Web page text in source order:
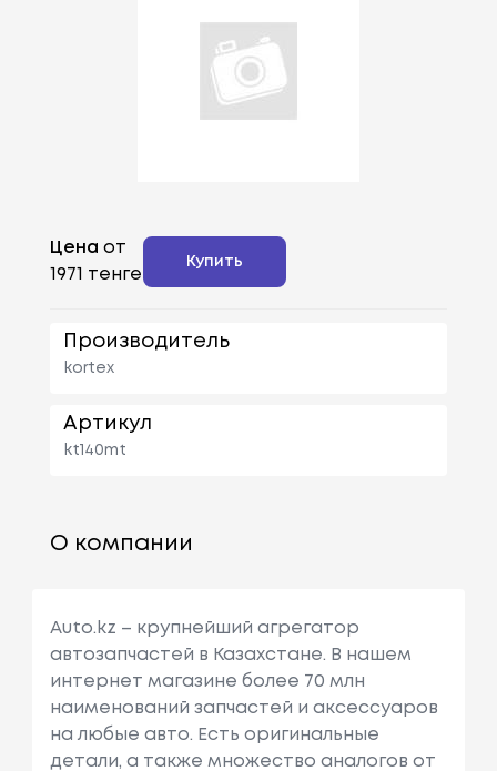
Цена от
1971 тенге
Купить
Производитель
kortex
Артикул
kt140mt
О компании
Auto.kz – крупнейший агрегатор
автозапчастей в Казахстане. В нашем
интернет магазине более 70 млн
наименований запчастей и аксессуаров
на любые авто. Есть оригинальные
детали, а также множество аналогов от